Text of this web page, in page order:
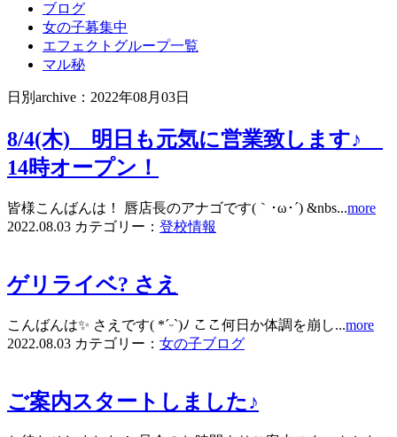
ブログ
女の子募集中
エフェクトグループ一覧
マル秘
日別archive：2022年08月03日
8/4(木) 明日も元気に営業致します♪
14時オープン！
皆様こんばんは！ 唇店長のアナゴです(｀･ω･´) &nbs...more
2022.08.03 カテゴリー： 登校情報
ゲリライベ? さえ
こんばんは✨ さえです( *ˊᵕˋ)ﾉ ここ何日か体調を崩し...more
2022.08.03 カテゴリー： 女の子ブログ
ご案内スタートしました♪